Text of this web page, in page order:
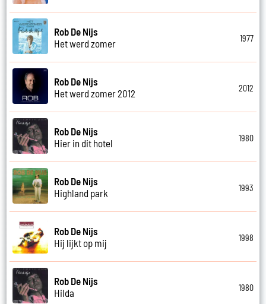
Rob De Nijs
Het werd zomer
1977
Rob De Nijs
Het werd zomer 2012
2012
Rob De Nijs
Hier in dit hotel
1980
Rob De Nijs
Highland park
1993
Rob De Nijs
Hij lijkt op mij
1998
Rob De Nijs
Hilda
1980